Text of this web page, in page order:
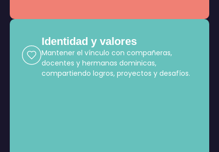
Identidad y valores
Mantener el vínculo con compañeras,
docentes y hermanas dominicas,
compartiendo logros, proyectos y desafíos.